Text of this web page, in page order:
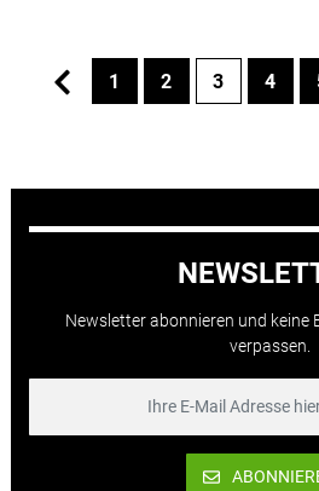
1 2 3 4
Newsletter abonnieren und keine
verpassen.